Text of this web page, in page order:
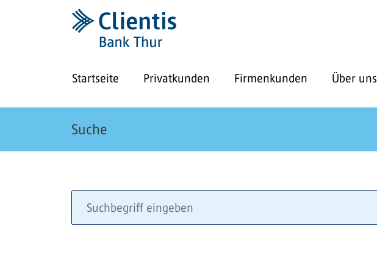
Startseite Privatkunden Firmenkunden Über uns
Suche